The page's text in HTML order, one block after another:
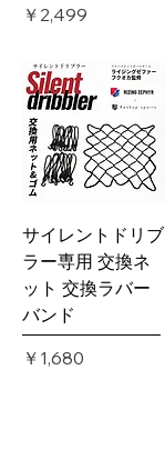
価格
￥2,499
サイレントドリブ
ラー専用 交換ネ
ット 交換ラバー
バンド
価格
￥1,680